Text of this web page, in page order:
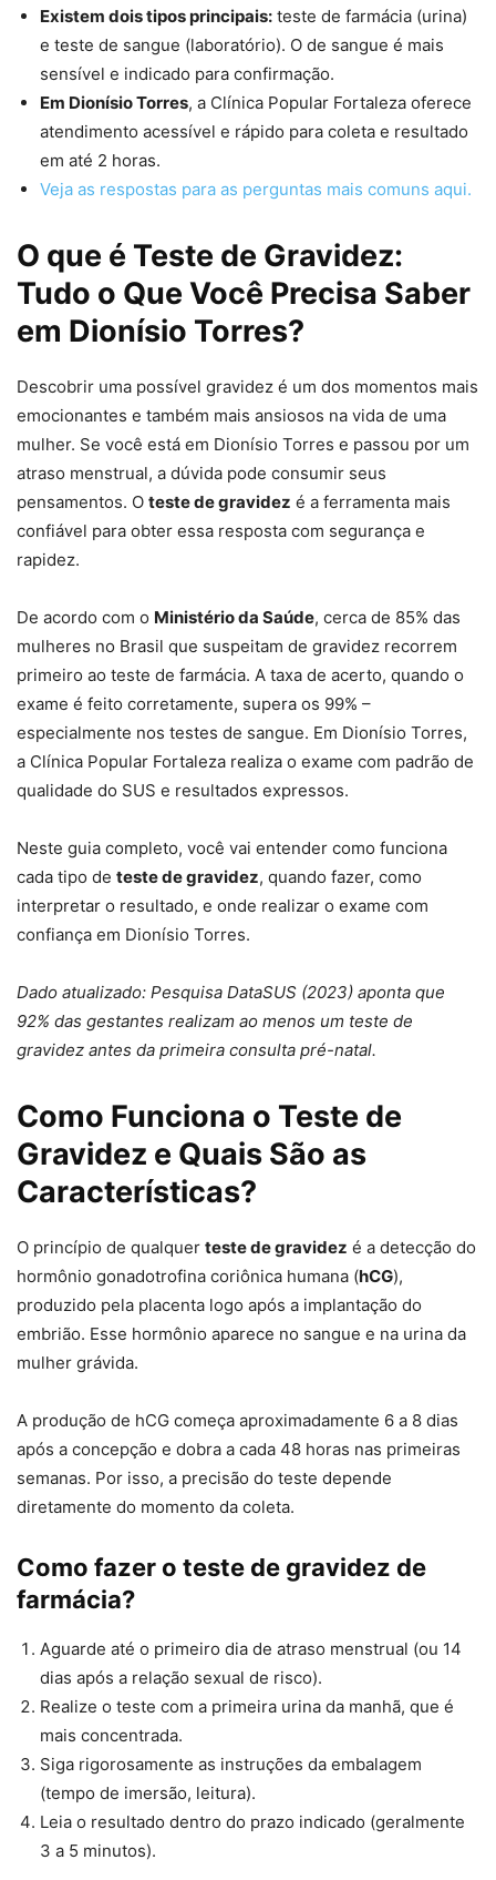
Existem dois tipos principais: teste de farmácia (urina)
e teste de sangue (laboratório). O de sangue é mais
sensível e indicado para confirmação.
Em Dionísio Torres, a Clínica Popular Fortaleza oferece
atendimento acessível e rápido para coleta e resultado
em até 2 horas.
Veja as respostas para as perguntas mais comuns aqui.
O que é Teste de Gravidez:
Tudo o Que Você Precisa Saber
em Dionísio Torres?
Descobrir uma possível gravidez é um dos momentos mais
emocionantes e também mais ansiosos na vida de uma
mulher. Se você está em Dionísio Torres e passou por um
atraso menstrual, a dúvida pode consumir seus
pensamentos. O teste de gravidez é a ferramenta mais
confiável para obter essa resposta com segurança e
rapidez.
De acordo com o Ministério da Saúde, cerca de 85% das
mulheres no Brasil que suspeitam de gravidez recorrem
primeiro ao teste de farmácia. A taxa de acerto, quando o
exame é feito corretamente, supera os 99% –
especialmente nos testes de sangue. Em Dionísio Torres,
a Clínica Popular Fortaleza realiza o exame com padrão de
qualidade do SUS e resultados expressos.
Neste guia completo, você vai entender como funciona
cada tipo de teste de gravidez, quando fazer, como
interpretar o resultado, e onde realizar o exame com
confiança em Dionísio Torres.
Dado atualizado: Pesquisa DataSUS (2023) aponta que
92% das gestantes realizam ao menos um teste de
gravidez antes da primeira consulta pré-natal.
Como Funciona o Teste de
Gravidez e Quais São as
Características?
O princípio de qualquer teste de gravidez é a detecção do
hormônio gonadotrofina coriônica humana (hCG),
produzido pela placenta logo após a implantação do
embrião. Esse hormônio aparece no sangue e na urina da
mulher grávida.
A produção de hCG começa aproximadamente 6 a 8 dias
após a concepção e dobra a cada 48 horas nas primeiras
semanas. Por isso, a precisão do teste depende
diretamente do momento da coleta.
Como fazer o teste de gravidez de
farmácia?
Aguarde até o primeiro dia de atraso menstrual (ou 14
dias após a relação sexual de risco).
Realize o teste com a primeira urina da manhã, que é
mais concentrada.
Siga rigorosamente as instruções da embalagem
(tempo de imersão, leitura).
Leia o resultado dentro do prazo indicado (geralmente
3 a 5 minutos).